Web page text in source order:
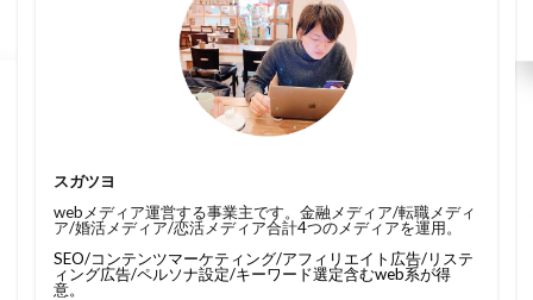
スガツヨ
webメディア運営する事業主です。金融メディア/転職メディ
ア/婚活メディア/恋活メディア合計4つのメディアを運用。
SEO/コンテンツマーケティング/アフィリエイト広告/リステ
ィング広告/ペルソナ設定/キーワード選定含むweb系が得
意。